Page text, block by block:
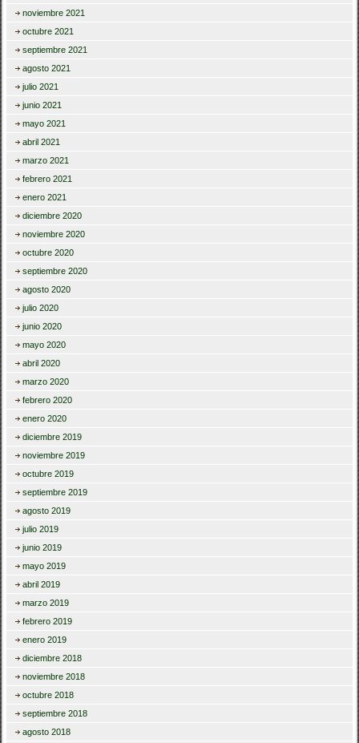
noviembre 2021
octubre 2021
septiembre 2021
agosto 2021
julio 2021
junio 2021
mayo 2021
abril 2021
marzo 2021
febrero 2021
enero 2021
diciembre 2020
noviembre 2020
octubre 2020
septiembre 2020
agosto 2020
julio 2020
junio 2020
mayo 2020
abril 2020
marzo 2020
febrero 2020
enero 2020
diciembre 2019
noviembre 2019
octubre 2019
septiembre 2019
agosto 2019
julio 2019
junio 2019
mayo 2019
abril 2019
marzo 2019
febrero 2019
enero 2019
diciembre 2018
noviembre 2018
octubre 2018
septiembre 2018
agosto 2018